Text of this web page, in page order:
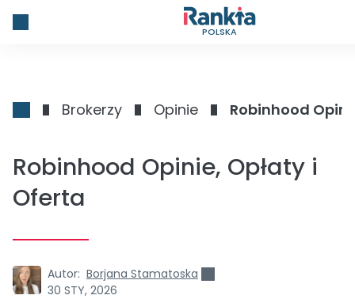
POLSKA
Brokerzy Opinie Robinhood
Robinhood Opinie, Opłaty i
Oferta
Autor: Borjana Stamatoska
30 STY, 2026